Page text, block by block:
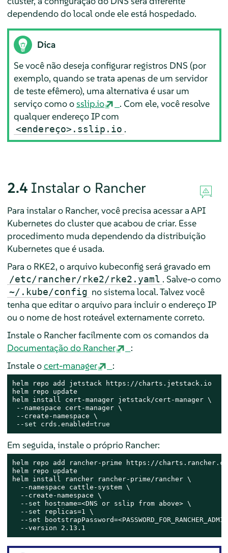
dependendo do local onde ele está hospedado.
Dica
Se você não deseja configurar registros DNS (por
exemplo, quando se trata apenas de um servidor
de teste efêmero), uma alternativa é usar um
serviço como osslip.io
. Com ele, você resolve
qualquer endereço IP com
<endereço>.sslip.io .
2.4 Instalar o Rancher
Para instalar o Rancher, você precisa acessar a API
Kubernetes do cluster que acabou de criar. Esse
procedimento muda dependendo da distribuição
Kubernetes que é usada.
Para o RKE2, o arquivo kubeconfig será gravado em
/etc/rancher/rke2/rke2.yaml . Salve-o como
~/.kube/config no sistema local. Talvez você
tenha que editar o arquivo para incluir o endereço IP
ou o nome de host roteável externamente correto.
Instale o Rancher facilmente com os comandos da
Documentação do Rancher
:
Instale ocert-manager :
helm repo add jetstack https://charts.jetstack.io
helm repo update
helm install cert-manager jetstack/cert-manager \
--namespace cert-manager \
--create-namespace \
-- set crds.enabled=true
Em seguida, instale o próprio Rancher:
helm repo add rancher-prime https://
helm repo update
helm install rancher rancher-prime/rancher \
  --namespace cattle-system \
  --create-namespace \
  --
set hostname=<DNS or sslip from above> \
  --
set replicas=1 \
  --
set
  --version 2.13.1